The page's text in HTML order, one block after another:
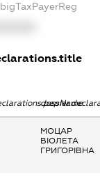
МОЦАР
ВІОЛЕТА
ГРИГОРІВНА